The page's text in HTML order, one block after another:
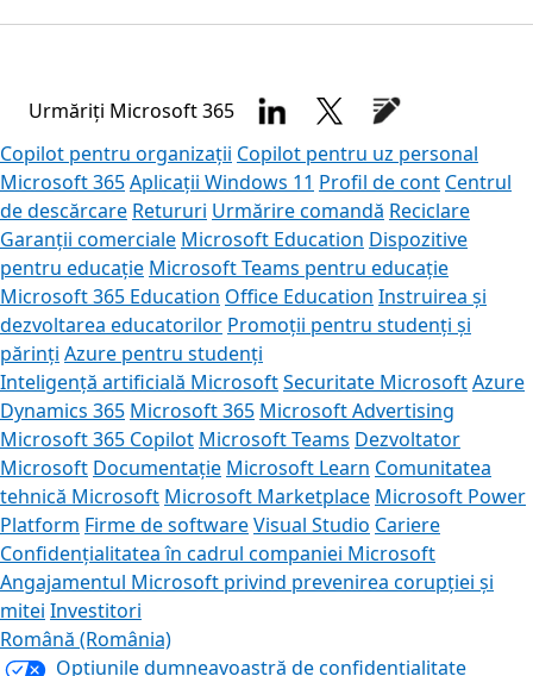
Urmăriți Microsoft 365
Copilot pentru organizații Copilot pentru uz personal
Microsoft 365Aplicații Windows 11 Profil de cont Centrul
de descărcare Retururi Urmărire comandă Reciclare
Garanții comerciale Microsoft Education Dispozitive
pentru educație Microsoft Teams pentru educație
Microsoft 365 Education Office Education Instruirea și
dezvoltarea educatorilor Promoții pentru studenți și
părinți Azure pentru studenți
Inteligență artificială MicrosoftSecuritate MicrosoftAzure
Dynamics 365 Microsoft 365 Microsoft Advertising
Microsoft 365 Copilot Microsoft Teams Dezvoltator
Microsoft Documentație Microsoft Learn Comunitatea
tehnică Microsoft Microsoft Marketplace Microsoft Power
Platform Firme de softwareVisual Studio Cariere
Confidențialitatea în cadrul companiei Microsoft
Angajamentul Microsoft privind prevenirea corupției și
mitei Investitori
Română (România)
Opțiunile dumneavoastră de confidențialitate